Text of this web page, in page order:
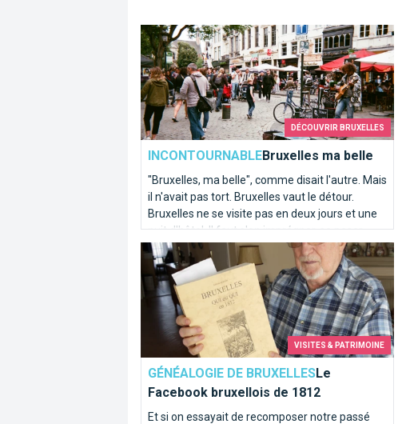
DÉCOUVRIR BRUXELLES
INCONTOURNABLEBruxelles ma belle
"Bruxelles, ma belle", comme disait l'autre. Mais
il n'avait pas tort. Bruxelles vaut le détour.
Bruxelles ne se visite pas en deux jours et une
nuit d'hôtel. Il faut s'en imprégner, se poser,
ouvrir l'oeil, tendre l'oreille.
Bruxelles ma belle
VISITES & PATRIMOINE
GÉNÉALOGIE DE BRUXELLESLe
Facebook bruxellois de 1812
Et si on essayait de recomposer notre passé
Le Facebook bruxellois de 1812